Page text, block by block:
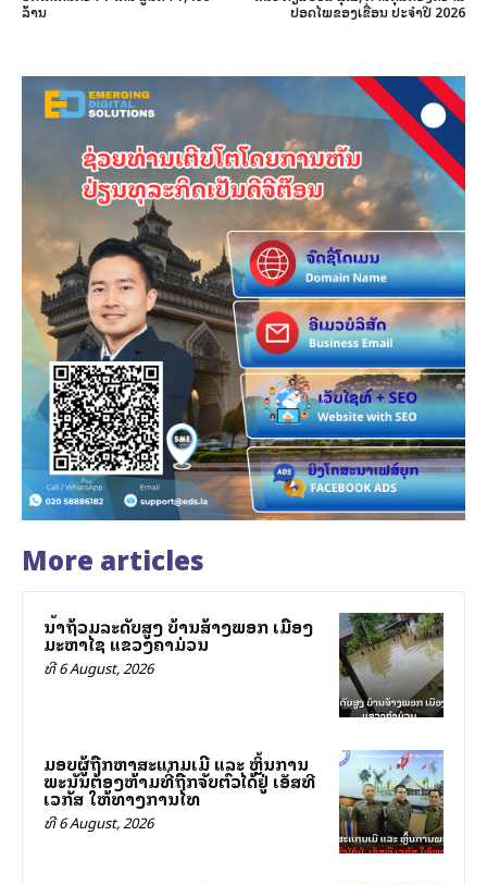
ລ້ານ ປອດໄພຂອງເຂື່ອນ ປະຈໍາປີ 2026
More articles
ນ້ຳຖ້ວມລະດັບສູງ ບ້ານສ້າງພອກ ເມືອງ
ມະຫາໄຊ ແຂວງຄຳມ່ວນ
ທີ 6 August, 2026
ມອບຜູ້ຖືກຫາສະແກມເມີ ແລະ ຫຼິ້ນການ
ພະນັນຕ້ອງຫ້າມທີ່ຖືກຈັບຕົວໄດ້ຢູ່ ເອັສທີ
ເວກັສ ໃຫ້ທາງການໄທ
ທີ 6 August, 2026